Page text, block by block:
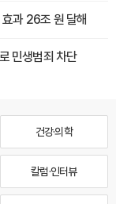
과 26조 원 달해
민생범죄 차단
건강·의학
칼럼·인터뷰